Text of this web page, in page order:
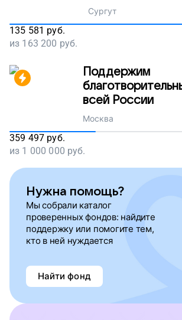
Сургут
135 581 руб.
из 163 200 руб.
Поддержим
всей России
Москва
359 497 руб.
из 1 000 000 руб.
Нужна помощь?
Мы собрали каталог
проверенных фондов: найдите
поддержку или помогите тем,
кто в ней нуждается
Найти фонд